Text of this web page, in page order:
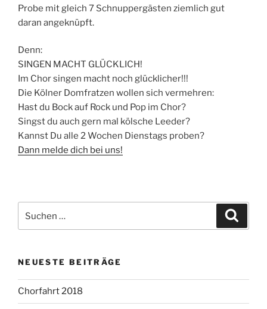
Probe mit gleich 7 Schnuppergästen ziemlich gut
daran angeknüpft.
Denn:
SINGEN MACHT GLÜCKLICH!
Im Chor singen macht noch glücklicher!!!
Die Kölner Domfratzen wollen sich vermehren:
Hast du Bock auf Rock und Pop im Chor?
Singst du auch gern mal kölsche Leeder?
Kannst Du alle 2 Wochen Dienstags proben?
Dann melde dich bei uns!
nach:
NEUESTE BEITRÄGE
Chorfahrt 2018